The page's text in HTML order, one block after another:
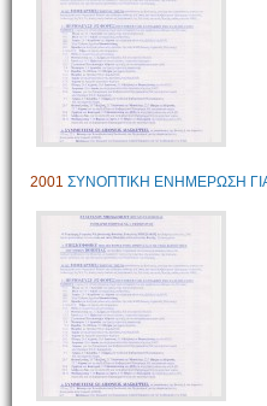
2001 ΣΥΝΟΠΤΙΚΗ ΕΝΗΜΕΡΩΣΗ